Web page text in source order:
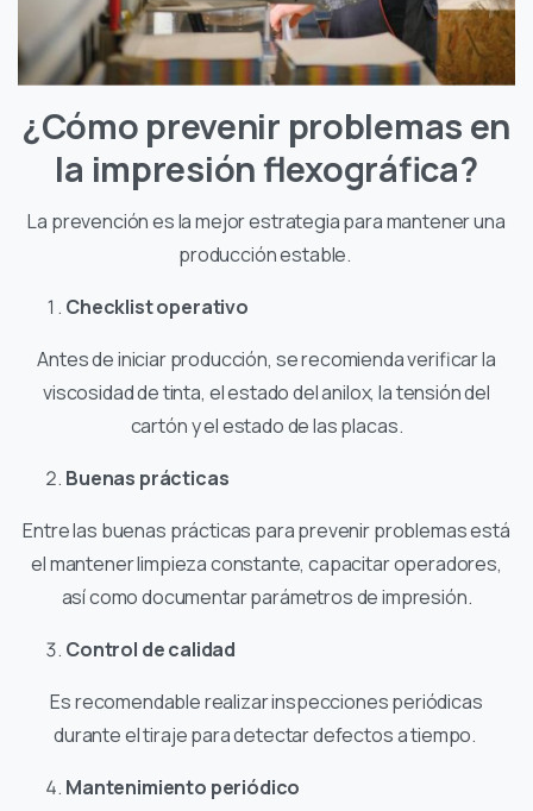
¿Cómo prevenir problemas en
la impresión flexográfica?
La prevención es la mejor estrategia para mantener una
producción estable.
Checklist operativo
Antes de iniciar producción, se recomienda verificar la
viscosidad de tinta, el estado del anilox, la tensión del
cartón y el estado de las placas.
Buenas prácticas
Entre las buenas prácticas para prevenir problemas está
el mantener limpieza constante, capacitar operadores,
así como documentar parámetros de impresión.
Control de calidad
Es recomendable realizar inspecciones periódicas
durante el tiraje para detectar defectos a tiempo.
Mantenimiento periódico